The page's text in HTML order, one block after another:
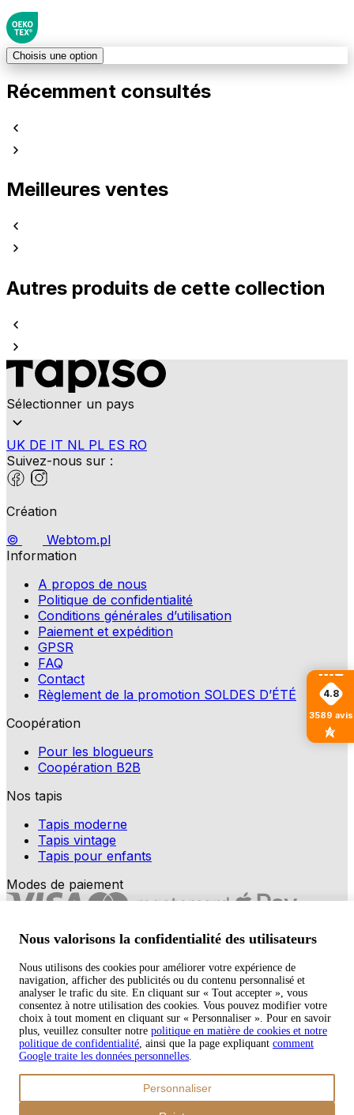
Choisis une option
Récemment consultés
Meilleures ventes
Autres produits de cette collection
Sélectionner un pays
UK DE IT NL PL ES RO
Suivez-nous sur :
Création
©
Webtom.pl
Information
A propos de nous
Politique de confidentialité
Conditions générales d’utilisation
Paiement et expédition
GPSR
FAQ
Contact
Règlement de la promotion SOLDES D’ÉTÉ
Coopération
Pour les blogueurs
Coopération B2B
Nos tapis
Tapis moderne
Tapis vintage
Tapis pour enfants
Modes de paiement
Copyright © 2026 TAPISO
4.8
3589 avis
Nous valorisons la confidentialité des utilisateurs
Nous utilisons des cookies pour améliorer votre expérience de
navigation, afficher des publicités ou du contenu personnalisé et
analyser le trafic du site. En cliquant sur « Tout accepter », vous
consentez à notre utilisation des cookies. Vous pouvez modifier votre
choix à tout moment en cliquant sur « Personnaliser ». Pour en savoir
plus, veuillez consulter notre politique en matière de cookies et notre
politique de confidentialité, ainsi que la page expliquant comment
Google traite les données personnelles.
Personnaliser
Panier
0,00